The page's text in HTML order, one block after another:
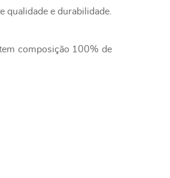
qualidade e durabilidade.
composição 100% de